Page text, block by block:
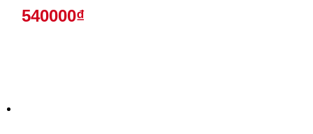
540000₫